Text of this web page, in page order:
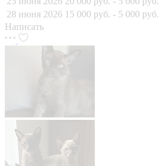
28 июня 2026 15 000 руб. - 5 000 руб.
Написать